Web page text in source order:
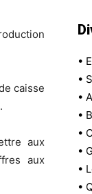
caisse
aux
aux
•
•
•
•
•
•
•
•